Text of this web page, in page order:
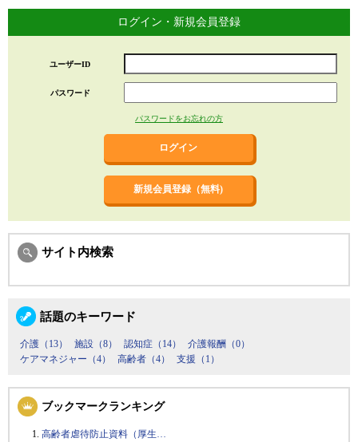
ログイン・新規会員登録
ユーザーID
パスワード
パスワードをお忘れの方
新規会員登録（無料)
サイト内検索
話題のキーワード
介護（13） 施設（8） 認知症（14）
介護報酬（0）
ケアマネジャー（4）
高齢者（4） 支援（1）
ブックマークランキング
高齢者虐待防止資料（厚生…